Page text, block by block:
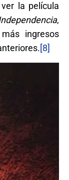
la película
,
ingresos
[8]